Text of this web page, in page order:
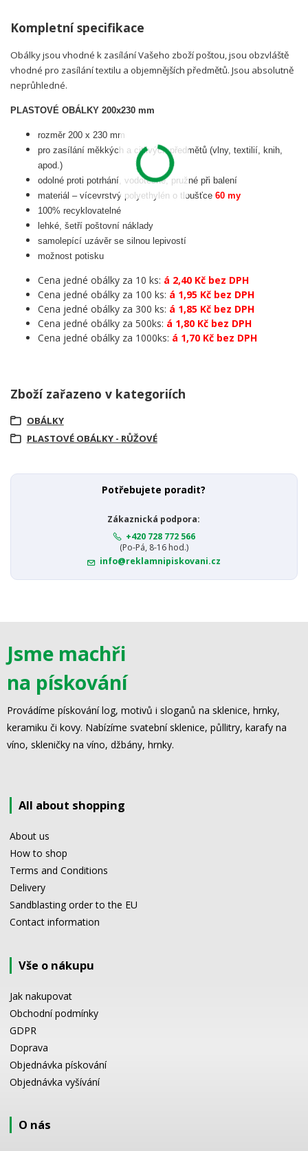
Kompletní specifikace
Obálky jsou vhodné k zasílání Vašeho zboží poštou, jsou obzvláště
vhodné pro zasílání textilu a objemnějších předmětů. Jsou absolutně
neprůhledné.
PLASTOVÉ OBÁLKY 200x230 mm
rozměr 200 x 230 mm
pro zasílání měkkých a citlivých předmětů (vlny, textilií, knih,
apod.)
odolné proti potrhání, vodotěsné, pružné při balení
materiál – vícevrstvý polyethylén o tloušťce 60 my
100% recyklovatelné
lehké, šetří poštovní náklady
samolepící uzávěr se silnou lepivostí
možnost potisku
Cena jedné obálky za 10 ks: á 2,40 Kč bez DPH
Cena jedné obálky za 100 ks: á 1,95 Kč bez DPH
Cena jedné obálky za 300 ks: á 1,85 Kč bez DPH
Cena jedné obálky za 500ks: á 1,80 Kč bez DPH
Cena jedné obálky za 1000ks: á 1,70 Kč bez DPH
Zboží zařazeno v kategoriích
OBÁLKY
PLASTOVÉ OBÁLKY - RŮŽOVÉ
Potřebujete poradit?
Zákaznická podpora:
+420 728 772 566
(Po-Pá, 8-16 hod.)
info@reklamnipiskovani.cz
Jsme machři
na pískování
Provádíme pískování log, motivů i sloganů na sklenice, hrnky,
keramiku či kovy. Nabízíme svatební sklenice, půllitry, karafy na
víno, skleničky na víno, džbány, hrnky.
All about shopping
About us
How to shop
Terms and Conditions
Delivery
Sandblasting order to the EU
Contact information
Vše o nákupu
Jak nakupovat
Obchodní podmínky
GDPR
Doprava
Objednávka pískování
Objednávka vyšívání
O nás